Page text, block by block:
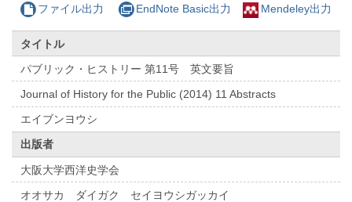
ファイル出力 EndNote Basic出力 Mendeley出力
タイトル
パブリック・ヒストリー 第11号 英文要旨
Journal of History for the Public (2014) 11 Abstracts
エイブンヨウシ
出版者
大阪大学西洋史学会
オオサカ ダイガク セイヨウシガッカイ